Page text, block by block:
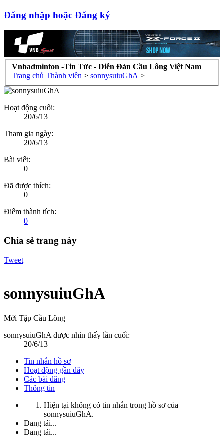
Đăng nhập hoặc Đăng ký
Vnbadminton -Tin Tức - Diễn Đàn Cầu Lông Việt Nam
Trang chủ Thành viên > sonnysuiuGhA >
Hoạt động cuối:
20/6/13
Tham gia ngày:
20/6/13
Bài viết:
0
Đã được thích:
0
Điểm thành tích:
0
Chia sẻ trang này
Tweet
sonnysuiuGhA
Mới Tập Cầu Lông
sonnysuiuGhA được nhìn thấy lần cuối:
20/6/13
Tin nhắn hồ sơ
Hoạt động gần đây
Các bài đăng
Thông tin
Hiện tại không có tin nhắn trong hồ sơ của
sonnysuiuGhA.
Đang tải...
Đang tải...